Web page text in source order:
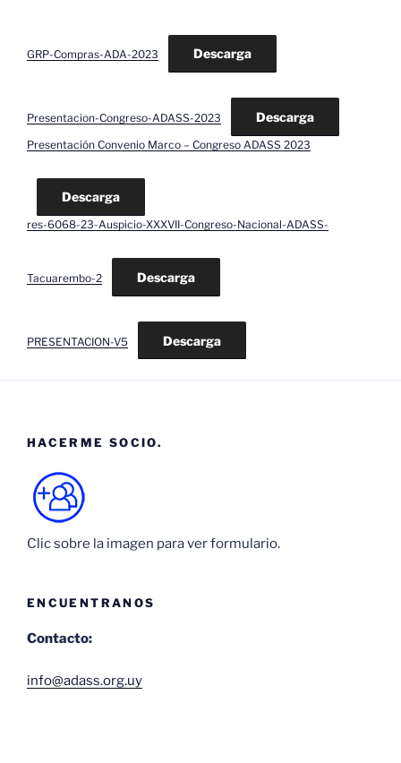
GRP-Compras-ADA-2023 Descarga
Presentacion-Congreso-ADASS-2023 Descarga
Presentación Convenio Marco – Congreso ADASS 2023
Descarga
res-6068-23-Auspicio-XXXVII-Congreso-Nacional-ADASS-
Tacuarembo-2 Descarga
PRESENTACION-V5 Descarga
HACERME SOCIO.
Clic sobre la imagen para ver formulario.
ENCUENTRANOS
Contacto:
info@adass.org.uy